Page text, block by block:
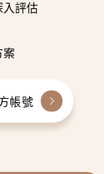
入評估
案
帳號